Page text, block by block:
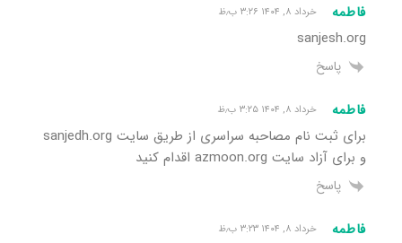
فاطمه خرداد ۸, ۱۴۰۴ ۳:۲۶ ب٫ظ
sanjesh.org
پاسخ
فاطمه خرداد ۸, ۱۴۰۴ ۳:۲۵ ب٫ظ
برای ثبت نام مصاحبه سراسری از طریق سایت sanjedh.org
و برای آزاد سایت azmoon.org اقدام کنید
پاسخ
فاطمه خرداد ۸, ۱۴۰۴ ۳:۲۳ ب٫ظ